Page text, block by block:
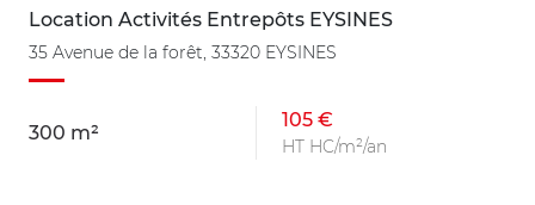
Location Activités Entrepôts EYSINES
35 Avenue de la forêt, 33320 EYSINES
300 m²
105 €
HT HC/m²/an